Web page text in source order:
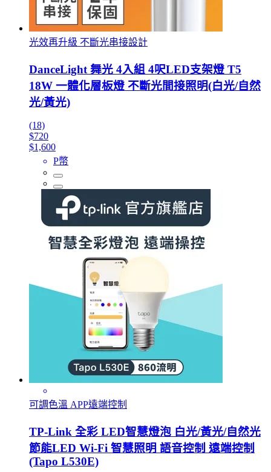
光效再升級 不斷光串接設計
DanceLight 舞光 4入組 4呎LED支架燈 T5
18W 一體化層板燈 不斷光間接照明(白光/自然
光/黃光)
(18)
$720
$1,600
P幣
可調色溫 APP遠端控制
TP-Link 全彩 LED智慧燈泡 白光/黃光/自然光
節能LED Wi-Fi 智慧照明 語音控制 遠端控制
(Tapo L530E)